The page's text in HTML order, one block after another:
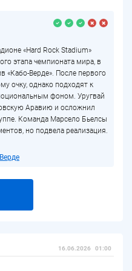
«Hard Rock Stadium»
этапа чемпионата мира, в
«Кабо-Верде». После первого
очку, однако подходят к
фоном. Уругвай
Аравию и осложнил
Команда Марсело Бьелсы
но подвела реализация.
16.06.2026 01:00